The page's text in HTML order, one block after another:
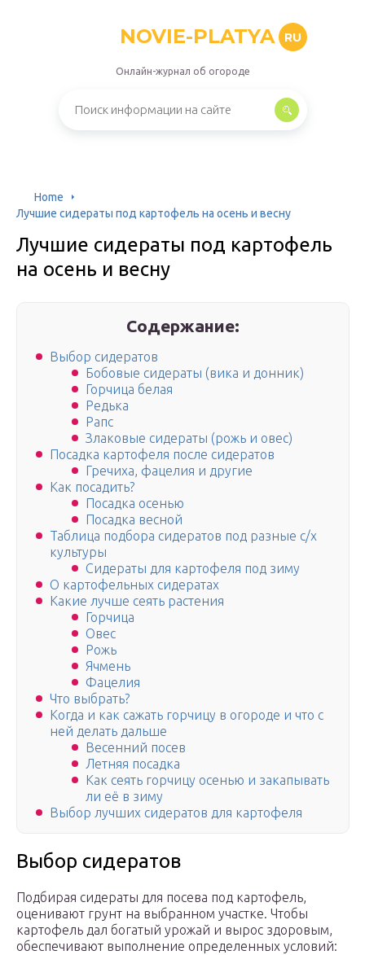
NOVIE-PLATYA RU
Онлайн-журнал об огороде
Home
Лучшие сидераты под картофель на осень и весну
Лучшие сидераты под картофель
на осень и весну
Содержание:
Выбор сидератов
Бобовые сидераты (вика и донник)
Горчица белая
Редька
Рапс
Злаковые сидераты (рожь и овес)
Посадка картофеля после сидератов
Гречиха, фацелия и другие
Как посадить?
Посадка осенью
Посадка весной
Таблица подбора сидератов под разные с/х
культуры
Сидераты для картофеля под зиму
О картофельных сидератах
Какие лучше сеять растения
Горчица
Овес
Рожь
Ячмень
Фацелия
Что выбрать?
Когда и как сажать горчицу в огороде и что с
ней делать дальше
Весенний посев
Летняя посадка
Как сеять горчицу осенью и закапывать
ли её в зиму
Выбор лучших сидератов для картофеля
Выбор сидератов
Подбирая сидераты для посева под картофель,
оценивают грунт на выбранном участке. Чтобы
картофель дал богатый урожай и вырос здоровым,
обеспечивают выполнение определенных условий: